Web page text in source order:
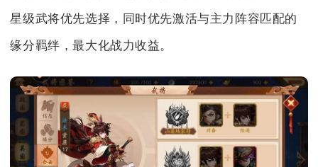
星级武将优先选择，同时优先激活与主力阵容匹配的
缘分羁绊，最大化战力收益。